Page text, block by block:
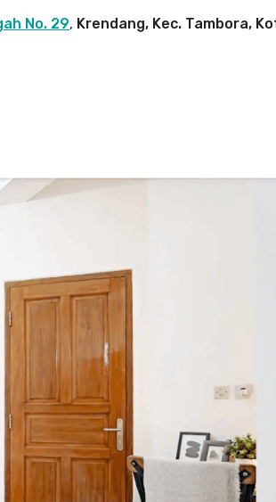
No. 29, Krendang, Kec. Tambora,